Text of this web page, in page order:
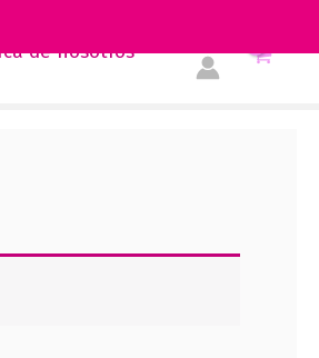
de nosotros